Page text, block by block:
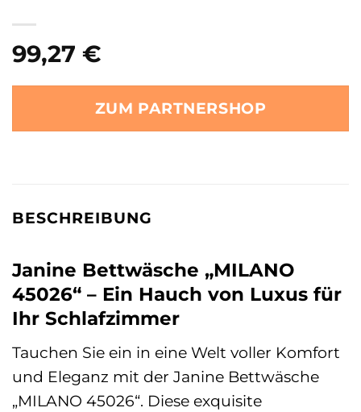
99,27 €
ZUM PARTNERSHOP
BESCHREIBUNG
Janine Bettwäsche „MILANO
45026“ – Ein Hauch von Luxus für
Ihr Schlafzimmer
Tauchen Sie ein in eine Welt voller Komfort
und Eleganz mit der Janine Bettwäsche
„MILANO 45026“. Diese exquisite